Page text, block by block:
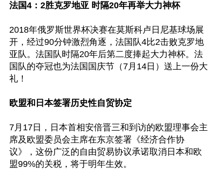
法国4：2胜克罗地亚 时隔20年再举大力神杯
2018年俄罗斯世界杯决赛在莫斯科卢日尼基球场展
开，经过90分钟激烈角逐，法国队4比2击败克罗地
亚队。法国队时隔20年后第二度捧起大力神杯。法
国队的夺冠也为法国国庆节（7月14日）送上一份大
礼！
欧盟和日本签署历史性自贸协定
7月17日，日本首相安倍晋三和到访的欧盟理事会主
席及欧盟委员会主席在东京签署《经济合作协
议》，这份广泛的自由贸易协议承诺取消日本和欧
盟99%的关税，将于明年生效。